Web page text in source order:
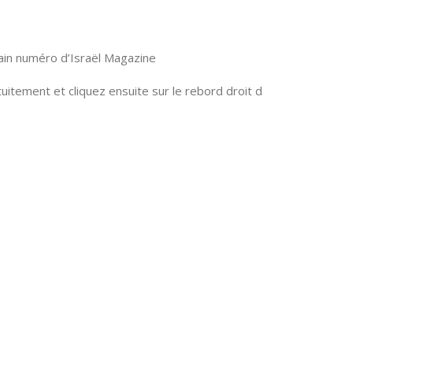
numéro d’Israël Magazine
et cliquez ensuite sur le rebord droit d